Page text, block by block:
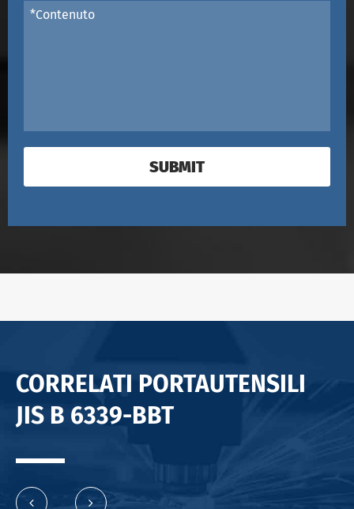
SUBMIT
CORRELATI PORTAUTENSILI
JIS B 6339-BBT